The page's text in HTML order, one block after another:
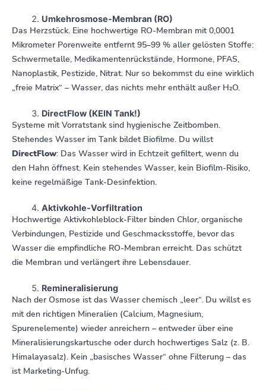
Umkehrosmose-Membran (RO)
Das Herzstück. Eine hochwertige RO-Membran mit 0,0001
Mikrometer Porenweite entfernt 95–99 % aller gelösten Stoffe:
Schwermetalle, Medikamentenrückstände, Hormone, PFAS,
Nanoplastik, Pestizide, Nitrat. Nur so bekommst du eine wirklich
„freie Matrix“ – Wasser, das nichts mehr enthält außer H₂O.
DirectFlow (KEIN Tank!)
Systeme mit Vorratstank sind hygienische Zeitbomben.
Stehendes Wasser im Tank bildet Biofilme. Du willst
DirectFlow: Das Wasser wird in Echtzeit gefiltert, wenn du
den Hahn öffnest. Kein stehendes Wasser, kein Biofilm-Risiko,
keine regelmäßige Tank-Desinfektion.
Aktivkohle-Vorfiltration
Hochwertige Aktivkohleblock-Filter binden Chlor, organische
Verbindungen, Pestizide und Geschmacksstoffe, bevor das
Wasser die empfindliche RO-Membran erreicht. Das schützt
die Membran und verlängert ihre Lebensdauer.
Remineralisierung
Nach der Osmose ist das Wasser chemisch „leer“. Du willst es
mit den richtigen Mineralien (Calcium, Magnesium,
Spurenelemente) wieder anreichern – entweder über eine
Mineralisierungskartusche oder durch hochwertiges Salz (z. B.
Himalayasalz). Kein „basisches Wasser“ ohne Filterung – das
ist Marketing-Unfug.